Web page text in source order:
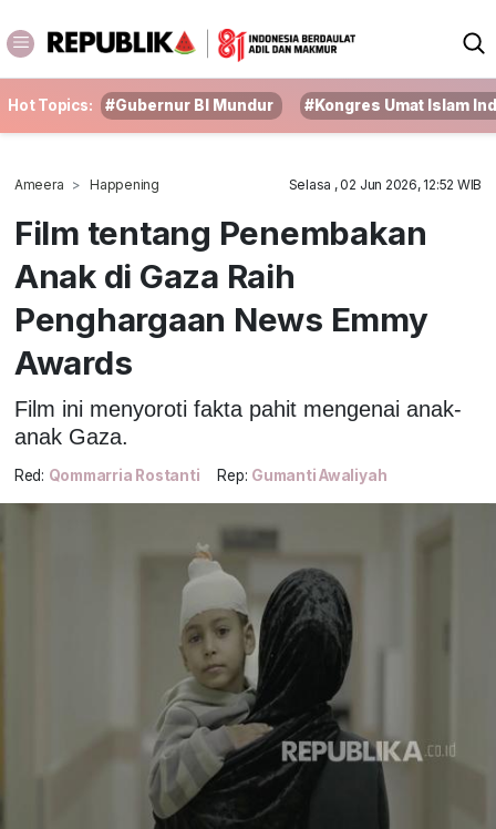
Hot Topics: #Gubernur BI Mundur #Kongres Umat Islam
Ameera Happening Selasa , 02 Jun 2026, 12:52 WIB
Film tentang Penembakan
Anak di Gaza Raih
Penghargaan News Emmy
Awards
Film ini menyoroti fakta pahit mengenai anak-
anak Gaza.
Red: Qommarria Rostanti Rep: Gumanti Awaliyah